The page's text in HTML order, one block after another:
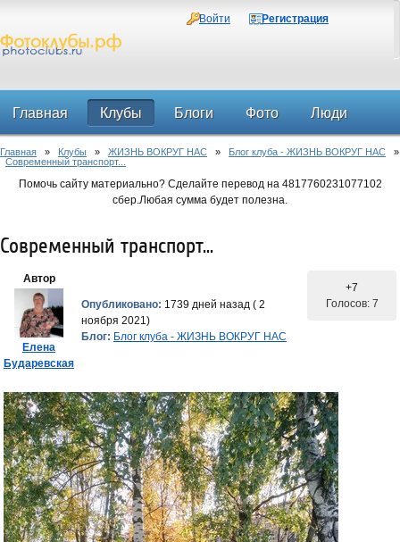
Войти Регистрация
Главная Клубы Блоги Фото Люди
Форум
Главная » Клубы » ЖИЗНЬ ВОКРУГ НАС » Блог клуба - ЖИЗНЬ ВОКРУГ НАС »
Современный транспорт...
Помочь сайту материально? Сделайте перевод на 4817760231077102
сбер.Любая сумма будет полезна.
Современный транспорт...
Автор
Елена
Бударевская
Опубликовано: 1739 дней назад ( 2
ноября 2021)
Блог: Блог клуба - ЖИЗНЬ ВОКРУГ НАС
+7
Голосов: 7